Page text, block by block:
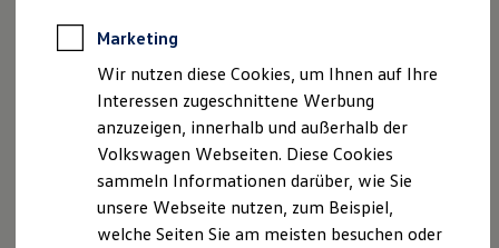
Software, Konnektivität & Apps
California App
VW Connect für Ihren ID. Buzz
VW Connect für Ihren Transporter/Caravelle
VW Connect für Ihren Amarok
VW Connect für andere Modelle
Connect Pro
Fleet Interface Data
Multistop Pathfinder
Übersicht Software Updates
Hilfreiches für Besitzer
Hinweis gemäß § 36
Verbraucherstreitbeilegungsgesetz (VSBG):
„Wir sind zur Teilnahme an einem
Streitbeilegungsverfahren vor einer
Verbraucherschlichtungsstelle weder bereit noch dazu
Marketing
Wir nutzen diese Cookies, um Ihnen auf Ihre
Interessen zugeschnittene Werbung
anzuzeigen, innerhalb und außerhalb der
Volkswagen Webseiten. Diese Cookies
sammeln Informationen darüber, wie Sie
unsere Webseite nutzen, zum Beispiel,
welche Seiten Sie am meisten besuchen oder